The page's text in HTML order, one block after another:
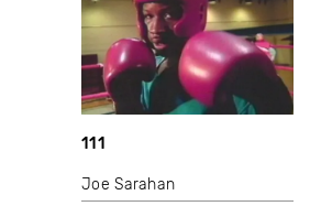
111
Joe Sarahan